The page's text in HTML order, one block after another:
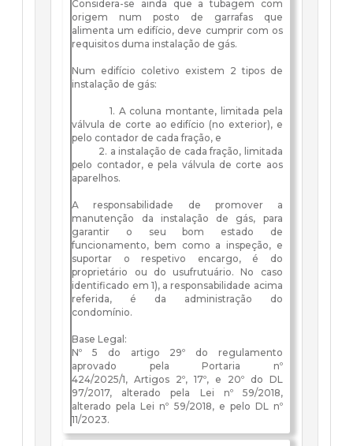
Considera-se ainda que a tubagem com
origem num posto de garrafas que
alimenta um edifício, deve cumprir com os
requisitos duma instalação de gás.
Num edifício coletivo existem 2 tipos de
instalação de gás:
1. A coluna montante, limitada pela
válvula de corte ao edifício (no exterior), e
pelo contador de cada fração, e
2. a instalação de cada fração, limitada
pelo contador, e pela válvula de corte aos
aparelhos.
A responsabilidade de promover a
manutenção da instalação de gás, para
garantir o seu bom estado de
funcionamento, bem como a inspeção, e
suportar o respetivo encargo, é do
proprietário ou do usufrutuário. No caso
identificado em 1), a responsabilidade acima
referida, é da administração do
condomínio.
Base Legal:
Nº 5 do artigo 29º do regulamento
aprovado pela Portaria nº
424/2025/1, Artigos 2º, 17º, e 20º do DL
97/2017, alterado pela Lei nº 59/2018,
alterado pela Lei nº 59/2018, e pelo DL nº
11/2023.